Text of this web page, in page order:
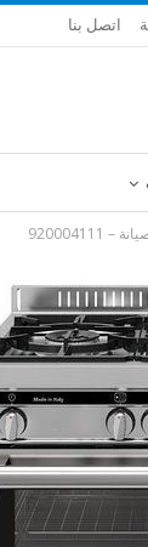
اتصل بنا